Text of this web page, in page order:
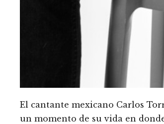
El cantante mexicano Carlos
un momento de su vida en